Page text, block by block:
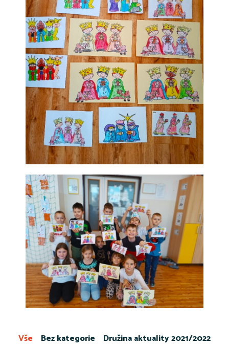
Bez kategorie
Družina aktuality 2021/2022
Vše